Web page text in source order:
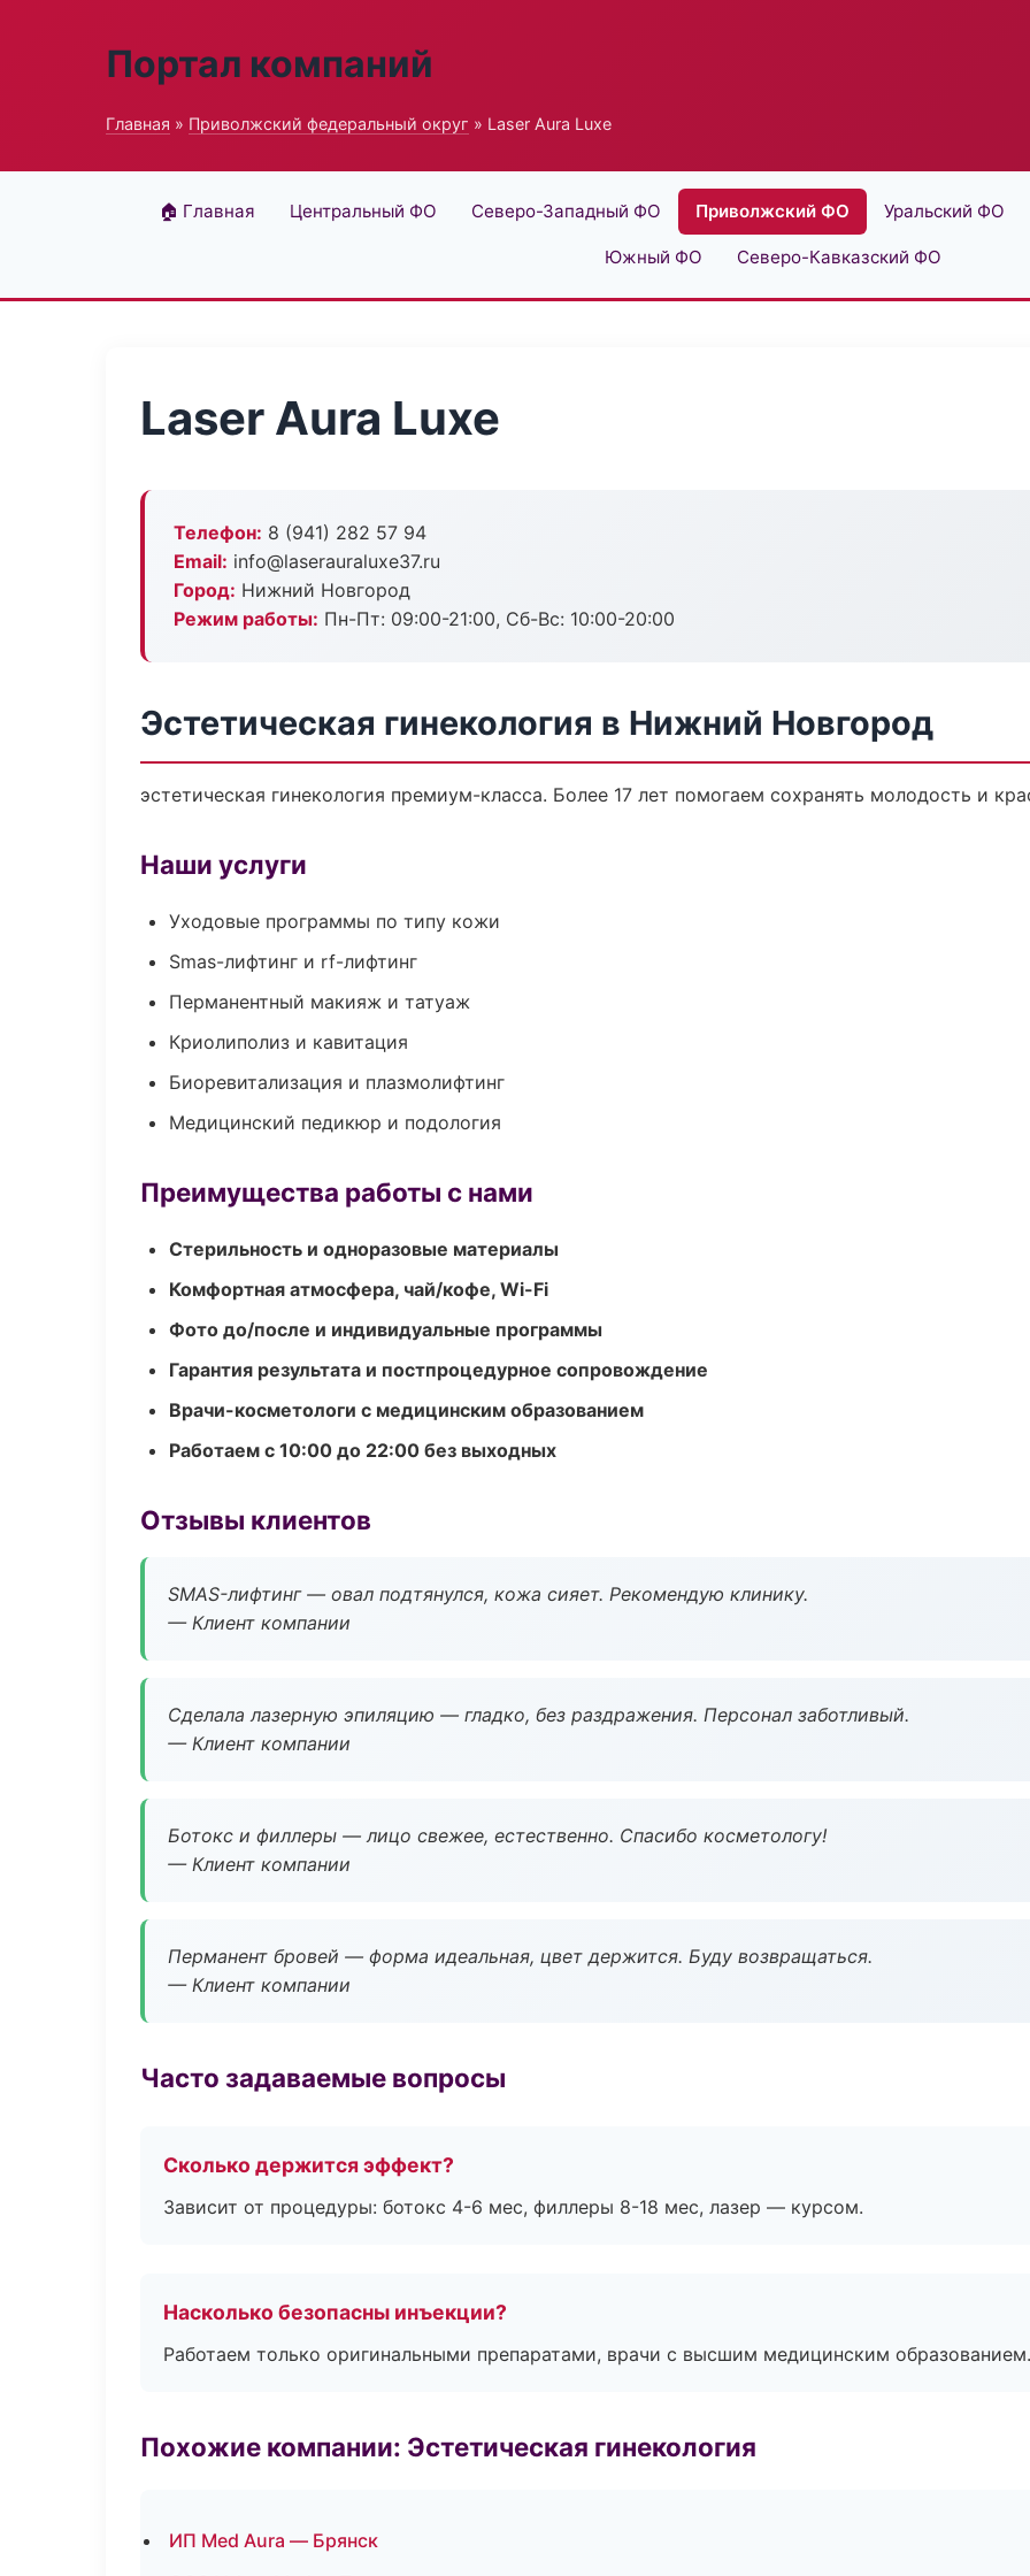
Портал компаний
Главная » Приволжский федеральный округ » Laser Aura Luxe
🏠 Главная Центральный ФО Северо-Западный ФО Приволжский ФО Уральский ФО
Южный ФО Северо-Кавказский ФО
Laser Aura Luxe
Телефон: 8 (941) 282 57 94
Email: info@laserauraluxe37.ru
Город: Нижний Новгород
Режим работы: Пн-Пт: 09:00-21:00, Сб-Вс: 10:00-20:00
Эстетическая гинекология в Нижний Новгород
эстетическая гинекология премиум-класса. Более 17 лет помогаем сохранять молодость и
Наши услуги
Уходовые программы по типу кожи
Smas-лифтинг и rf-лифтинг
Перманентный макияж и татуаж
Криолиполиз и кавитация
Биоревитализация и плазмолифтинг
Медицинский педикюр и подология
Преимущества работы с нами
Стерильность и одноразовые материалы
Комфортная атмосфера, чай/кофе, Wi-Fi
Фото до/после и индивидуальные программы
Гарантия результата и постпроцедурное сопровождение
Врачи-косметологи с медицинским образованием
Работаем с 10:00 до 22:00 без выходных
Отзывы клиентов
SMAS-лифтинг — овал подтянулся, кожа сияет. Рекомендую клинику.
— Клиент компании
Сделала лазерную эпиляцию — гладко, без раздражения. Персонал заботливый.
— Клиент компании
Ботокс и филлеры — лицо свежее, естественно. Спасибо косметологу!
— Клиент компании
Перманент бровей — форма идеальная, цвет держится. Буду возвращаться.
— Клиент компании
Часто задаваемые вопросы
Сколько держится эффект?
Зависит от процедуры: ботокс 4-6 мес, филлеры 8-18 мес, лазер — курсом.
Насколько безопасны инъекции?
Работаем только оригинальными препаратами, врачи с высшим медицинским образованием.
Похожие компании: Эстетическая гинекология
ИП Med Aura — Брянск